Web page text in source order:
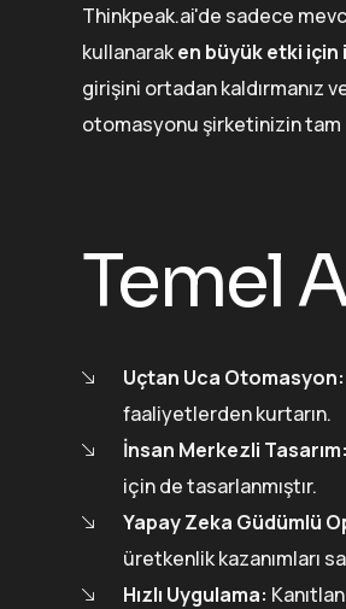
Thinkpeak.ai'de sadece
kullanaraken büyük etki için
girişini ortadan kaldırmanız
otomasyonu şirketinizin tam
Temel
Uçtan Uca Otomasyon:
faaliyetlerden kurtarın.
İnsan Merkezli Tasarım:
için de tasarlanmıştır.
Yapay Zeka Güdümlü
üretkenlik kazanımları
Hızlı Uygulama: